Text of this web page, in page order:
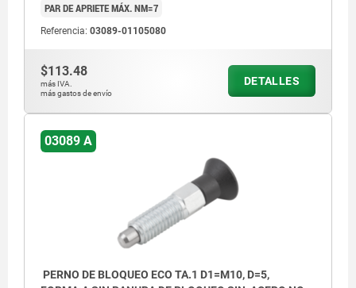
PAR DE APRIETE MÁX. NM=7
Referencia: 03089-01105080
$113.48
más IVA.
más gastos de envío
DETALLES
03089 A
PERNO DE BLOQUEO ECO TA.1 D1=M10, D=5,